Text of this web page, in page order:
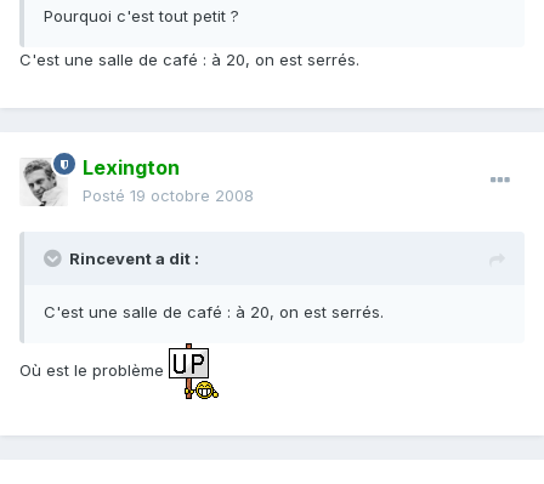
Pourquoi c'est tout petit ?
C'est une salle de café : à 20, on est serrés.
Lexington
Posté 19 octobre 2008
Rincevent a dit :
C'est une salle de café : à 20, on est serrés.
Où est le problème